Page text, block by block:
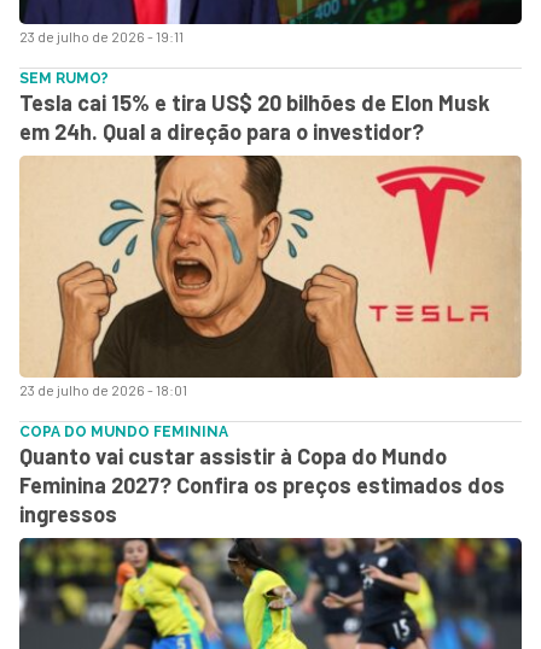
23 de julho de 2026 - 19:11
23 de julho de 2026 - 18:01
SEM RUMO?
Tesla cai 15% e tira US$ 20 bilhões de Elon Musk
em 24h. Qual a direção para o investidor?
COPA DO MUNDO FEMININA
Quanto vai custar assistir à Copa do Mundo
Feminina 2027? Confira os preços estimados dos
ingressos